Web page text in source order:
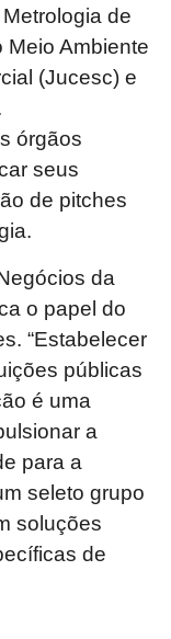
de
Meio Ambiente
(Jucesc) e
órgãos
seus
de pitches
da
o papel do
“Estabelecer
públicas
é uma
a
para a
seleto grupo
soluções
de